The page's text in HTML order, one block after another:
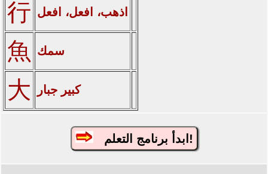
行 اذهب، افعل، افعل
魚 سمك
大 كبير جبار
ابدأ برنامج التعلم!